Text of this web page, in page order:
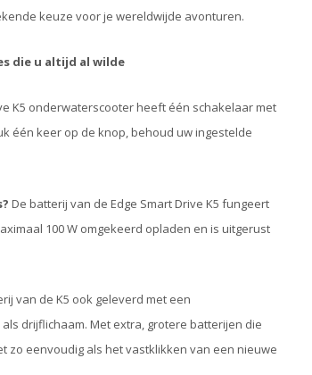
keuze voor je wereldwijde avonturen.
die u altijd al wilde
K5 onderwaterscooter heeft één schakelaar met
één keer op de knop, behoud uw ingestelde
De batterij van de Edge Smart Drive K5 fungeert
100 W omgekeerd opladen en is uitgerust
van de K5 ook geleverd met een
drijflichaam. Met extra, grotere batterijen die
zo eenvoudig als het vastklikken van een nieuwe